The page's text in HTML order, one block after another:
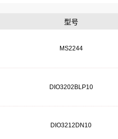
型号
MS2244
DIO3202BLP10
DIO3212DN10